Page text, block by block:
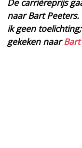
naar Bart
ik geen
gekeken naar